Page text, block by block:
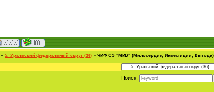
» 5. Уральский федеральный округ (36) » ЧИФ СЗ "МИВ" (Милосердие, Инвестиции, Выгода)
Поиск: